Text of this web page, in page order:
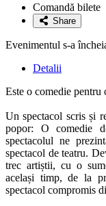
favoriteComandă bilete
Share
Evenimentul s-a
Detalii
Este o comedie
Un spectacol scris și
popor: O comedie
spectacolul ne
spectacol de teatru.
trec artiștii, cu o
același timp, de la
spectacol compromis